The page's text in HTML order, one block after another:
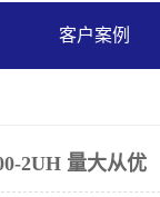
客户案例
2UH 量大从优